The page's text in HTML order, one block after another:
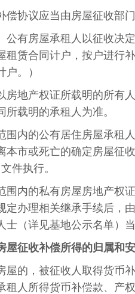
偿协议应当由房屋征收部
公有房屋承租人以征收决
租赁合同计户，按户进行
。）
房地产权证所载明的所有
所载明的承租人为准。
围内的公有居住房屋承租
本市或死亡的确定房屋征
件执行。
围内的私有房屋房地产权
定办理相关继承手续后，
士（详见基地公示名单）
屋征收补偿所得的归属和
屋的，被征收人取得货币
租人所得货币补偿款、产